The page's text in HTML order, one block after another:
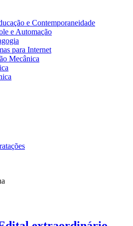
e Contemporaneidade
e Automação
para Internet
Mecânica